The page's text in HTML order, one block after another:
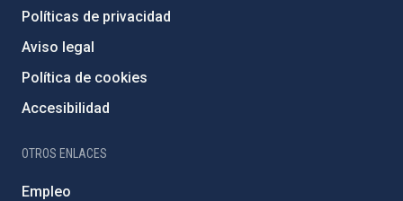
Políticas de privacidad
Aviso legal
Política de cookies
Accesibilidad
OTROS ENLACES
Empleo